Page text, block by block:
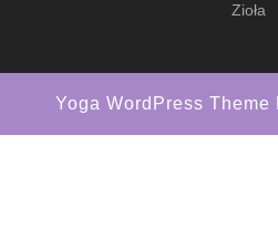
Zioła
Yoga WordPress Theme